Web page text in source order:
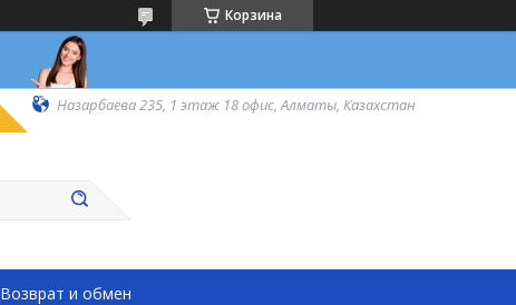
Корзина
Назарбаева 235, 1 этаж 18 офис, Алматы, Казахстан
Возврат и обмен